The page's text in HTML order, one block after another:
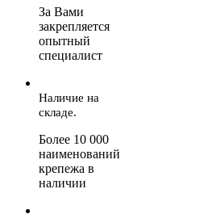
За Вами
закрепляется
опытный
специалист
Наличие на
складе.
Более 10 000
наименований
крепежа в
наличии